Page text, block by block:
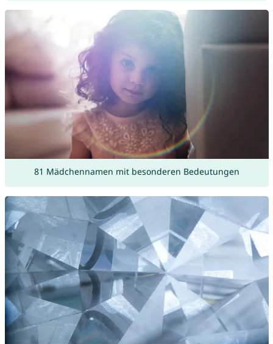
81 Mädchennamen mit besonderen Bedeutungen